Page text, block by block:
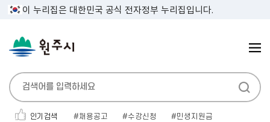
이 누리집은 대한민국 공식 전자정부 누리집입니다.
인기검색
채용공고 수강신청
민생지원금